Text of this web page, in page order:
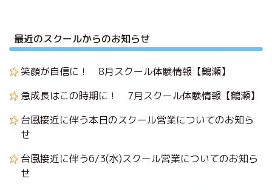
最近のスクールからのお知らせ
笑顔が自信に！ 8月スクール体験情報【鶴瀬】
急成長はこの時期に！ 7月スクール体験情報【鶴瀬】
台風接近に伴う本日のスクール営業についてのお知ら
せ
台風接近に伴う6/3(水)スクール営業についてのお知ら
せ